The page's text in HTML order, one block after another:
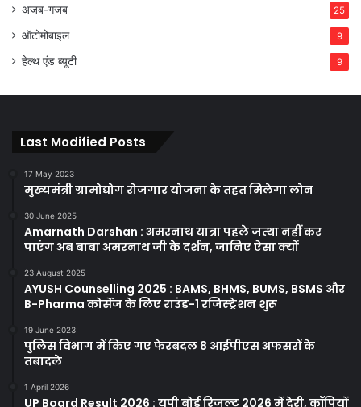
अजब-गजब 25
ऑटोमोबाइल 9
हेल्थ एंड ब्यूटी 9
Last Modified Posts
17 May 2023
मुख्यमंत्री ग्रामोद्योग रोजगार योजना के तहत मिलेगा लोन
30 June 2025
Amarnath Darshan : अमरनाथ यात्रा पहले जत्था नहीं कर
पाएंग अब बाबा अमरनाथ जी के दर्शन, जानिए ऐसा क्यों
23 August 2025
AYUSH Counselling 2025 : BAMS, BHMS, BUMS, BSMS और
B-Pharma कोर्सेज के लिए राउंड-1 रजिस्ट्रेशन शुरू
19 June 2023
पुलिस विभाग में किए गए फेरबदल 8 आईपीएस अफसरों के
तबादले
1 April 2026
UP Board Result 2026 : यूपी बोर्ड रिजल्ट 2026 में देरी, कॉपियों